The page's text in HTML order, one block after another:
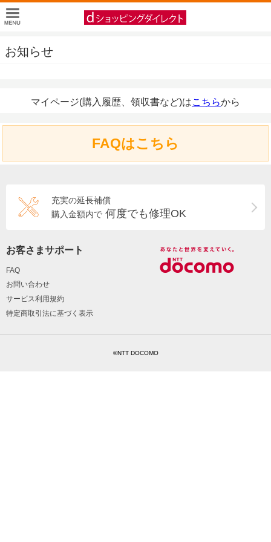
お知らせ
マイページ(購入履歴、領収書など)はこちらから
FAQはこちら
充実の延長補償
購入金額内で 何度でも修理OK
お客さまサポート
FAQ
お問い合わせ
サービス利用規約
特定商取引法に基づく表示
©NTT DOCOMO